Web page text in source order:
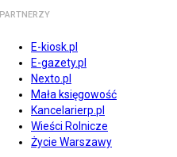
PARTNERZY
E-kiosk.pl
E-gazety.pl
Nexto.pl
Mała księgowość
Kancelarierp.pl
Wieści Rolnicze
Życie Warszawy